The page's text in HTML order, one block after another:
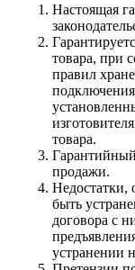
Настоящая
товара, при
правил
товара.
Гарантийный
продажи.
быть
договора с
устранении